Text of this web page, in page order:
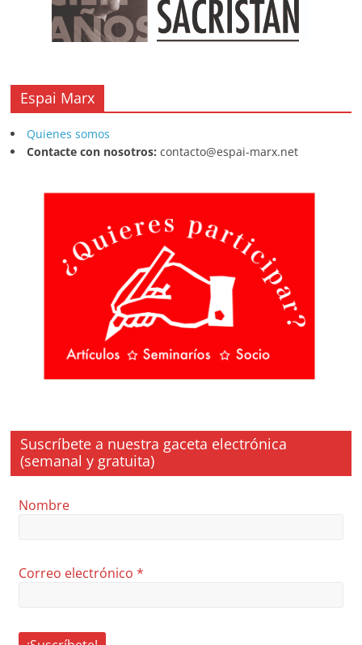
Espai Marx
Quienes somos
Contacte con nosotros: contacto@espai-marx.net
Suscríbete a nuestra gaceta electrónica
(semanal y gratuita)
Nombre
Correo electrónico*